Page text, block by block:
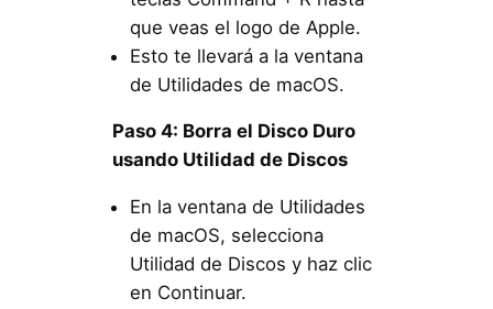
que veas el logo de Apple.
Esto te llevará a la ventana
de Utilidades de macOS.
Paso 4: Borra el Disco Duro
usando Utilidad de Discos
En la ventana de Utilidades
de macOS, selecciona
Utilidad de Discos y haz clic
en Continuar.